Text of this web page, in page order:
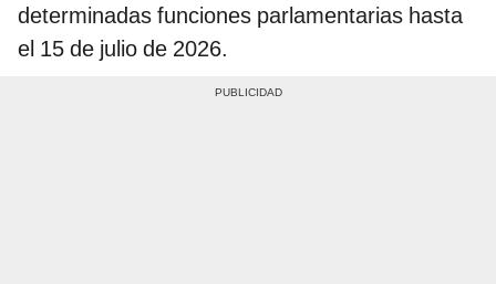
determinadas funciones parlamentarias hasta
el 15 de julio de 2026.